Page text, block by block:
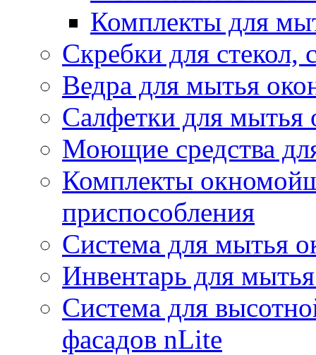
Комплекты для
Скребки для стекол,
Ведра для мытья
Салфетки для мытья
Моющие средства
Комплекты
приспособления
Система для мытья
Инвентарь для
Система для
фасадов nLite